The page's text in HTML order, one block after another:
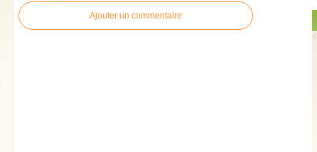
Ajouter un commentaire